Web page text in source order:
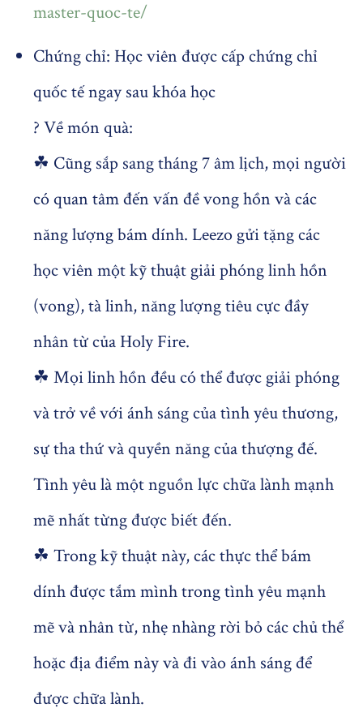
master-quoc-te/
Chứng chỉ: Học viên được cấp chứng chỉ
quốc tế ngay sau khóa học
? Về món quà:
☘ Cũng sắp sang tháng 7 âm lịch, mọi người
có quan tâm đến vấn đề vong hồn và các
năng lượng bám dính. Leezo gửi tặng các
học viên một kỹ thuật giải phóng linh hồn
(vong), tà linh, năng lượng tiêu cực đầy
nhân từ của Holy Fire.
☘ Mọi linh hồn đều có thể được giải phóng
và trở về với ánh sáng của tình yêu thương,
sự tha thứ và quyền năng của thượng đế.
Tình yêu là một nguồn lực chữa lành mạnh
mẽ nhất từng được biết đến.
☘ Trong kỹ thuật này, các thực thể bám
dính được tắm mình trong tình yêu mạnh
mẽ và nhân từ, nhẹ nhàng rời bỏ các chủ thể
hoặc địa điểm này và đi vào ánh sáng để
được chữa lành.